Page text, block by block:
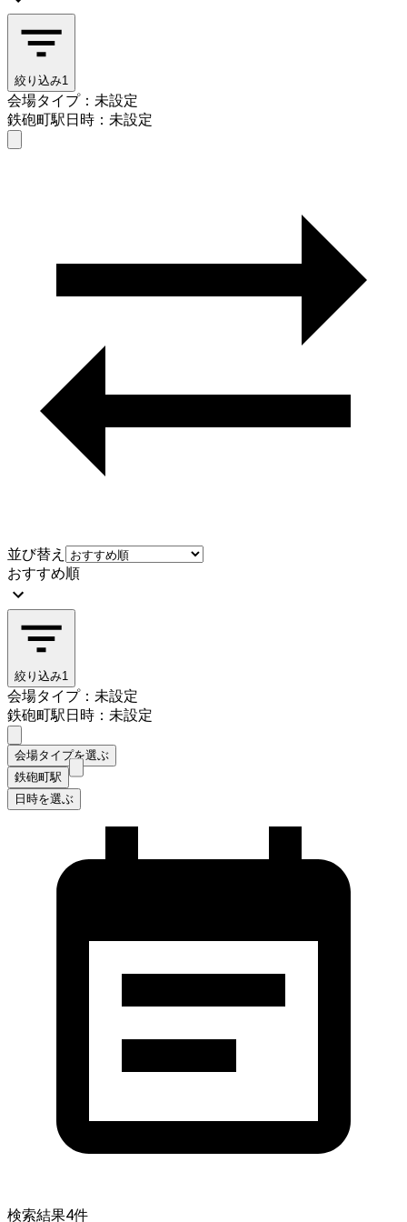
絞り込み1
会場タイプ：未設定
鉄砲町駅日時：未設定
並び替え
おすすめ順
絞り込み1
会場タイプ：未設定
鉄砲町駅日時：未設定
会場タイプを選ぶ
鉄砲町駅
日時を選ぶ
検索結果4件